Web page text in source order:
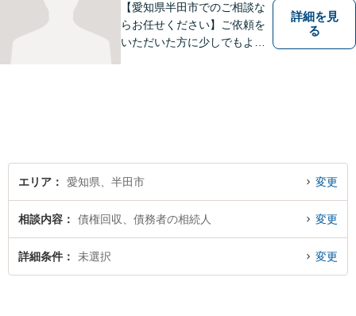
【愛知県半田市でのご相談な
らお任せください】ご依頼を
いただいた方に少しでもよい
詳細を見
る
エリア 愛知県、半田市 変更
相談内容 債権回収、債務者の相続人 変更
詳細条件 未選択 変更